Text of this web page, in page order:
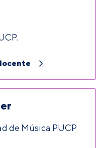
de Música PUCP